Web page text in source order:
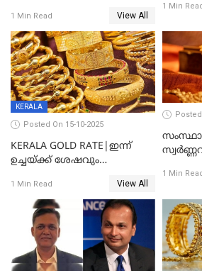
1 Min Read View All
1 Min
KERALA
Posted On 15-10-2025
KERALA GOLD RATE|ഇന്ന്
ഉച്ചയ്ക്ക് ശേഷവും
പവന് കൂടിയത് 400 രൂപ
1 Min Read View All
Posted
1 Min Read